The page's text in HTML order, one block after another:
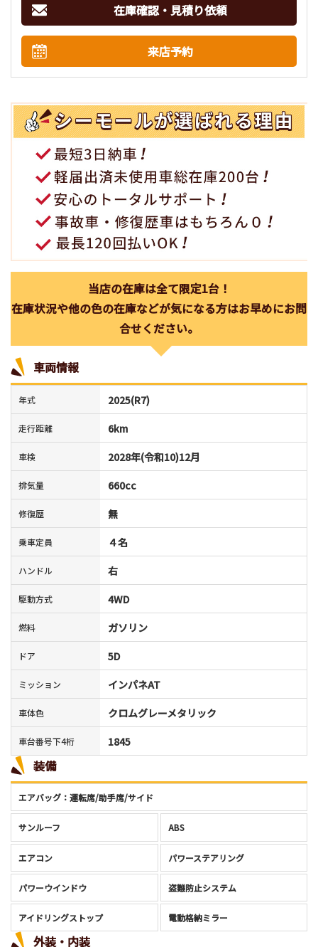
在庫確認・見積り依頼
来店予約
当店の在庫は全て限定1台！
在庫状況や他の色の在庫などが気になる方はお早めにお問
合せください。
車両情報
年式 2025(R7)
走行距離 6km
車検 2028年(令和10)12月
排気量 660cc
修復歴 無
乗車定員 ４名
ハンドル 右
駆動方式 4WD
燃料 ガソリン
ドア 5D
ミッション インパネAT
車体色 クロムグレーメタリック
車台番号下4桁 1845
装備
エアバッグ：運転席/助手席/サイド
サンルーフ ABS
エアコン パワーステアリング
パワーウインドウ 盗難防止システム
アイドリングストップ 電動格納ミラー
外装・内装